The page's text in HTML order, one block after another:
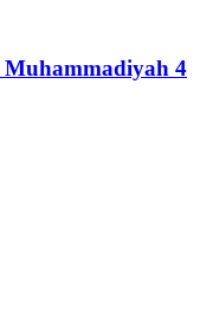
Muhammadiyah 4